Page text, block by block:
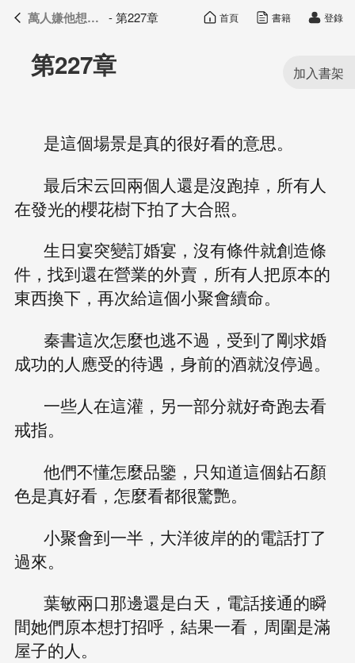
萬人嫌他想開了 目錄
第227章
是這個場景是真的很好看的意思。
最后宋云回兩個人還是沒跑掉，所有人
在發光的櫻花樹下拍了大合照。
生日宴突變訂婚宴，沒有條件就創造條
件，找到還在營業的外賣，所有人把原本的
東西換下，再次給這個小聚會續命。
秦書這次怎麼也逃不過，受到了剛求婚
成功的人應受的待遇，身前的酒就沒停過。
一些人在這灌，另一部分就好奇跑去看
戒指。
他們不懂怎麼品鑒，只知道這個鉆石顏
色是真好看，怎麼看都很驚艷。
小聚會到一半，大洋彼岸的的電話打了
過來。
葉敏兩口那邊還是白天，電話接通的瞬
間她們原本想打招呼，結果一看，周圍是滿
屋子的人。
萬人嫌他想開了 - 第227章 首頁 書籍 登錄